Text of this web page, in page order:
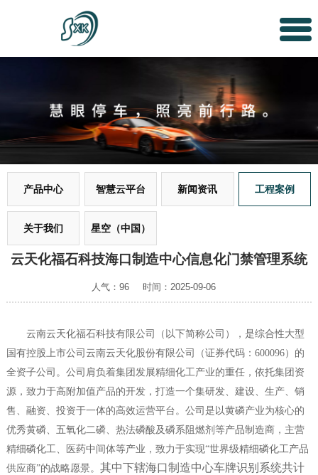
产品中心 智慧云平台 新闻资讯 工程案例
关于我们 星空（中国）
云天化福石科技海口制造中心信息化门禁管理系统
人气：96 时间：2025-09-06
云南云天化福石科技有限公司（以下简称公司），是综合性大型
国有控股上市公司云南云天化股份有限公司（证券代码：600096）的
全资子公司。公司肩负着集团发展精细化工产业的重任，依托集团资
源，致力于高附加值产品的开发，打造一个集研发、建设、生产、销
售、融资、投资于一体的高效运营平台。公司是以黄磷产业为核心的
优秀黄磷、五氧化二磷、热法磷酸及磷系阻燃剂等产品制造商，主营
精细磷化工、医药中间体等产业，致力于实现“世界级精细磷化工产品
供应商”的战略愿景。 其中下辖海口制造中心车牌识别系统共计